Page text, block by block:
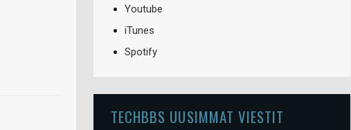
Youtube
iTunes
Spotify
TECHBBS UUSIMMAT VIESTIT